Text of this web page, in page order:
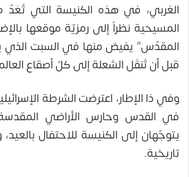
الغربي، في هذه الكنيسة التي تُعَدّ
المسيحية نظراً إلى رمزيّة موقعها
المقدّس” يفيض منها في السبت الذي
قبل أن تُنقَل الشعلة إلى كلّ أصقاع
وفي ذا الإطار، اعترضت الشرطة
في القدس وحارس الأراضي
يتوجّهان إلى الكنيسة للاحتفال
تاريخية.